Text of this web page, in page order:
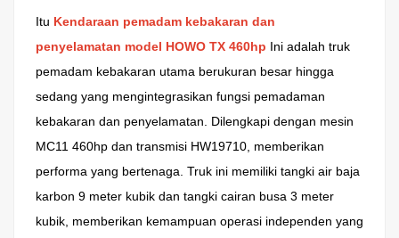
Itu Kendaraan pemadam kebakaran dan
penyelamatan model HOWO TX 460hp Ini adalah truk
pemadam kebakaran utama berukuran besar hingga
sedang yang mengintegrasikan fungsi pemadaman
kebakaran dan penyelamatan. Dilengkapi dengan mesin
MC11 460hp dan transmisi HW19710, memberikan
performa yang bertenaga. Truk ini memiliki tangki air baja
karbon 9 meter kubik dan tangki cairan busa 3 meter
kubik, memberikan kemampuan operasi independen yang